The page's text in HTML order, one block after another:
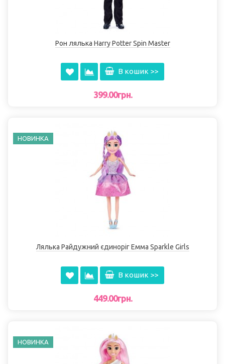
Рон лялька Harry Potter Spin Master
В кошик >>
399.00грн.
НОВИНКА
Лялька Райдужний єдиноріг Емма Sparkle Girls
В кошик >>
449.00грн.
НОВИНКА